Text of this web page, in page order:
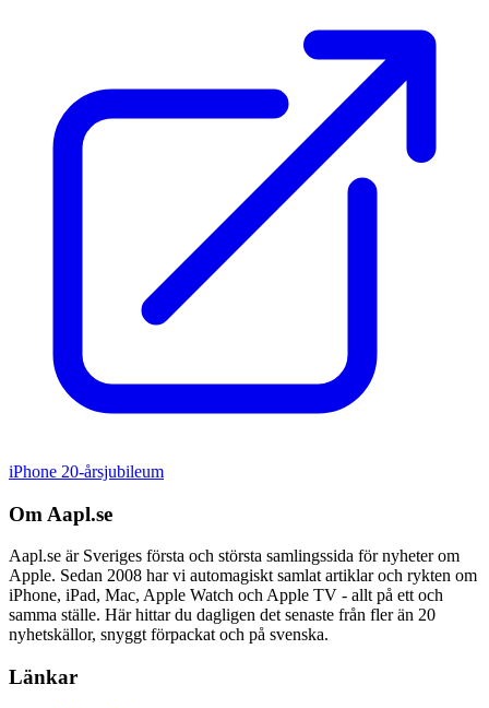
iPhone 20-årsjubileum
Om Aapl.se
Aapl.se är Sveriges första och största samlingssida för nyheter om
Apple. Sedan 2008 har vi automagiskt samlat artiklar och rykten om
iPhone, iPad, Mac, Apple Watch och Apple TV - allt på ett och
samma ställe. Här hittar du dagligen det senaste från fler än 20
nyhetskällor, snyggt förpackat och på svenska.
Länkar